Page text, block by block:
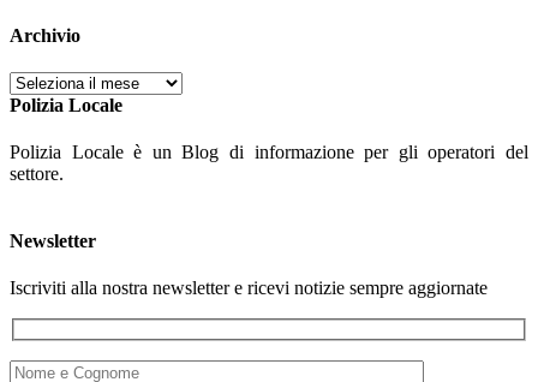
Archivio
Archivio
Polizia Locale
Polizia Locale è un Blog di informazione per gli operatori del
settore.
Newsletter
Iscriviti alla nostra newsletter e ricevi notizie sempre aggiornate